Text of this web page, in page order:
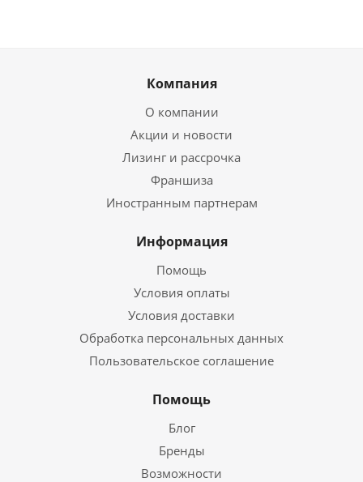
Компания
О компании
Акции и новости
Лизинг и рассрочка
Франшиза
Иностранным партнерам
Информация
Помощь
Условия оплаты
Условия доставки
Обработка персональных данных
Пользовательское соглашение
Помощь
Блог
Бренды
Возможности